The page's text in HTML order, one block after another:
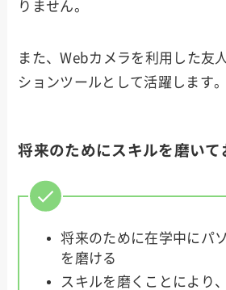
りません。
また、Webカメラを利用した友
ションツールとして活躍します。
将来のためにスキルを磨いて
将来のために在学中にパ
を磨ける
スキルを磨くことにより